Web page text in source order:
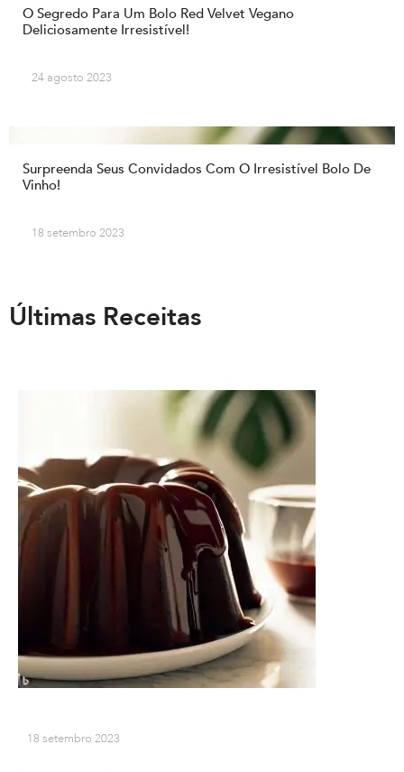
O Segredo Para Um Bolo Red Velvet Vegano
Deliciosamente Irresistível!
24 agosto 2023
Surpreenda Seus Convidados Com O Irresistível Bolo De
Vinho!
18 setembro 2023
Últimas Receitas
18 setembro 2023